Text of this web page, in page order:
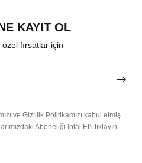
KAYIT OL
fırsatlar için
ve Gizlilik Politikamızı kabul etmiş
Aboneliği İptal Et’i tıklayın.